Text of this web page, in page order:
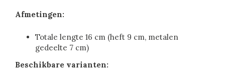
Afmetingen:
Totale lengte 16 cm (heft 9 cm, metalen
gedeelte 7 cm)
Beschikbare varianten: